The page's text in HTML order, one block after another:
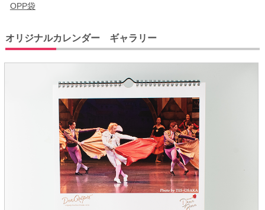
OPP袋
オリジナルカレンダー ギャラリー